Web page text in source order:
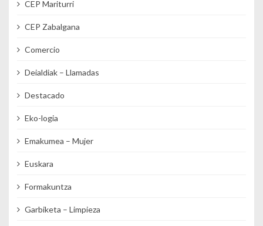
CEP Mariturri
CEP Zabalgana
Comercio
Deialdiak – Llamadas
Destacado
Eko-logia
Emakumea – Mujer
Euskara
Formakuntza
Garbiketa – Limpieza